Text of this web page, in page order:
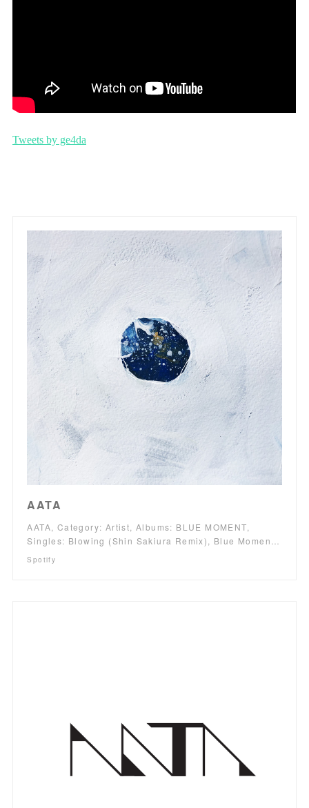
AATA
AATA, Category: Artist, Albums: BLUE MOMENT,
Singles: Blowing (Shin Sakiura Remix), Blue Momen…
Spotify